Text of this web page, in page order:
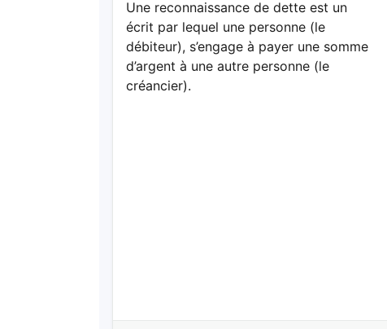
Une reconnaissance de dette est un
écrit par lequel une personne (le
débiteur), s’engage à payer une somme
d’argent à une autre personne (le
créancier).